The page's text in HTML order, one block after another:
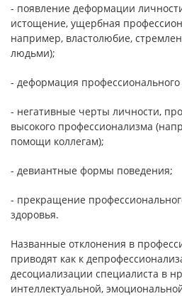
- появление деформации
истощение, ущербная
например, властолюбие,
людьми);
- деформация профессионального
- негативные черты личности,
высокого профессионализма
помощи коллегам);
- девиантные формы поведения;
- прекращение
здоровья.
Названные отклонения в
приводят как к
десоциализации специалиста в
интеллектуальной,